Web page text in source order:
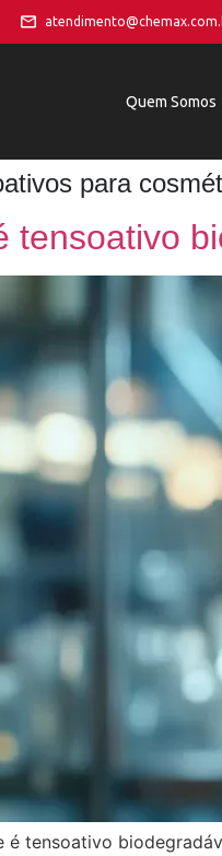
Quem Somos
para
tensoativo
é tensoativo